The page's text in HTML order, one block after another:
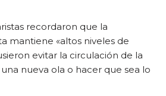
recordaron que la
mantiene «altos niveles de
evitar la circulación de la
nueva ola o hacer que sea lo